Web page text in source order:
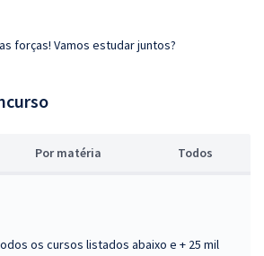
forças! Vamos estudar juntos?
Por matéria Todos
os cursos listados abaixo e + 25 mil